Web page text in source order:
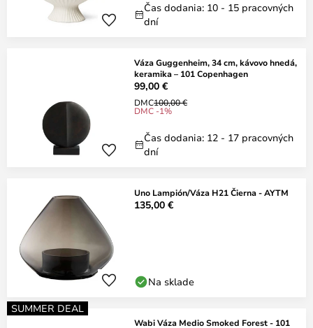
Čas dodania: 10 - 15 pracovných
dní
Váza Guggenheim, 34 cm, kávovo hnedá,
keramika – 101 Copenhagen
99,00 €
DMC100,00 €
DMC -1%
Čas dodania: 12 - 17 pracovných
dní
Uno Lampión/Váza H21 Čierna - AYTM
135,00 €
Na sklade
SUMMER DEAL
Wabi Váza Medio Smoked Forest - 101